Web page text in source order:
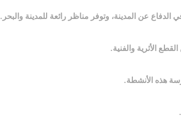
الدفاع عن المدينة، وتوفر مناظر رائعة للمدينة والبحر.
الأثرية والفنية.
هذه الأنشطة.